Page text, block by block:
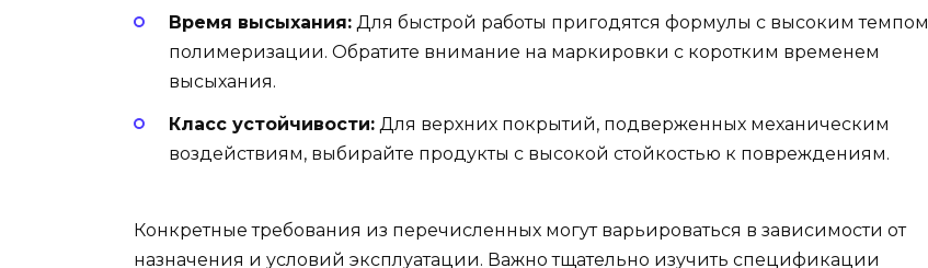
Время высыхания: Для быстрой работы пригодятся формулы с высоким темпом
полимеризации. Обратите внимание на маркировки с коротким временем
высыхания.
Класс устойчивости: Для верхних покрытий, подверженных механическим
воздействиям, выбирайте продукты с высокой стойкостью к повреждениям.
Конкретные требования из перечисленных могут варьироваться в зависимости от
назначения и условий эксплуатации. Важно тщательно изучить спецификации